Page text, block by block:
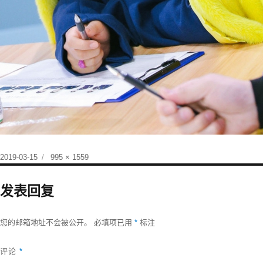
发
于
2019-03-15
原
寸
995 × 1559
发表回复
您的邮箱地址不会被公开。 必填项已用 * 标注
评论 *